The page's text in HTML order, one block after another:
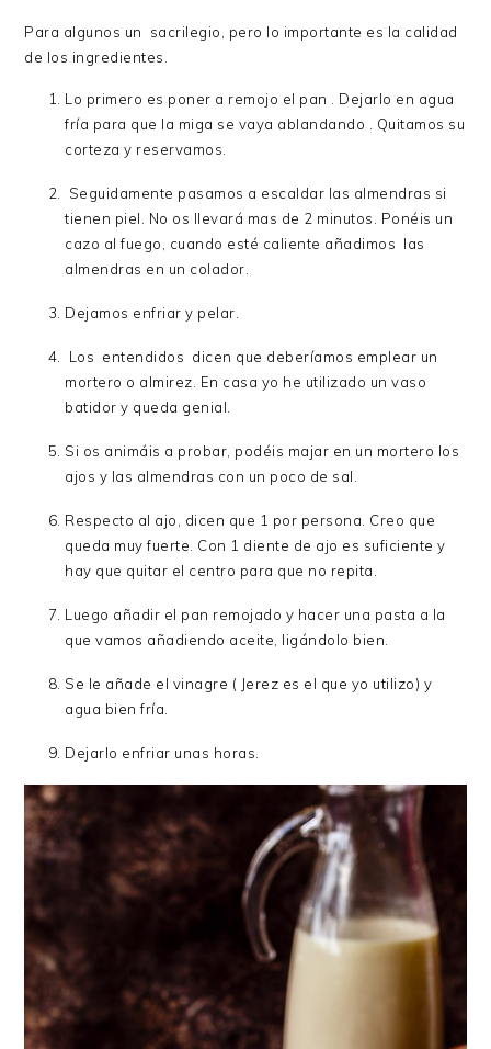
Para algunos un sacrilegio, pero lo importante es la calidad
de los ingredientes.
Lo primero es poner a remojo el pan . Dejarlo en agua
fría para que la miga se vaya ablandando . Quitamos su
corteza y reservamos.
Seguidamente pasamos a escaldar las almendras si
tienen piel. No os llevará mas de 2 minutos. Ponéis un
cazo al fuego, cuando esté caliente añadimos las
almendras en un colador.
Dejamos enfriar y pelar.
Los entendidos dicen que deberíamos emplear un
mortero o almirez. En casa yo he utilizado un vaso
batidor y queda genial.
Si os animáis a probar, podéis majar en un mortero los
ajos y las almendras con un poco de sal.
Respecto al ajo, dicen que 1 por persona. Creo que
queda muy fuerte. Con 1 diente de ajo es suficiente y
hay que quitar el centro para que no repita.
Luego añadir el pan remojado y hacer una pasta a la
que vamos añadiendo aceite, ligándolo bien.
Se le añade el vinagre ( Jerez es el que yo utilizo) y
agua bien fría.
Dejarlo enfriar unas horas.